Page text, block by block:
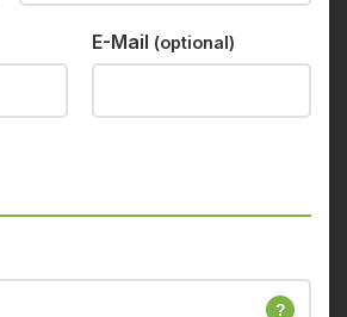
E-Mail (optional)
?